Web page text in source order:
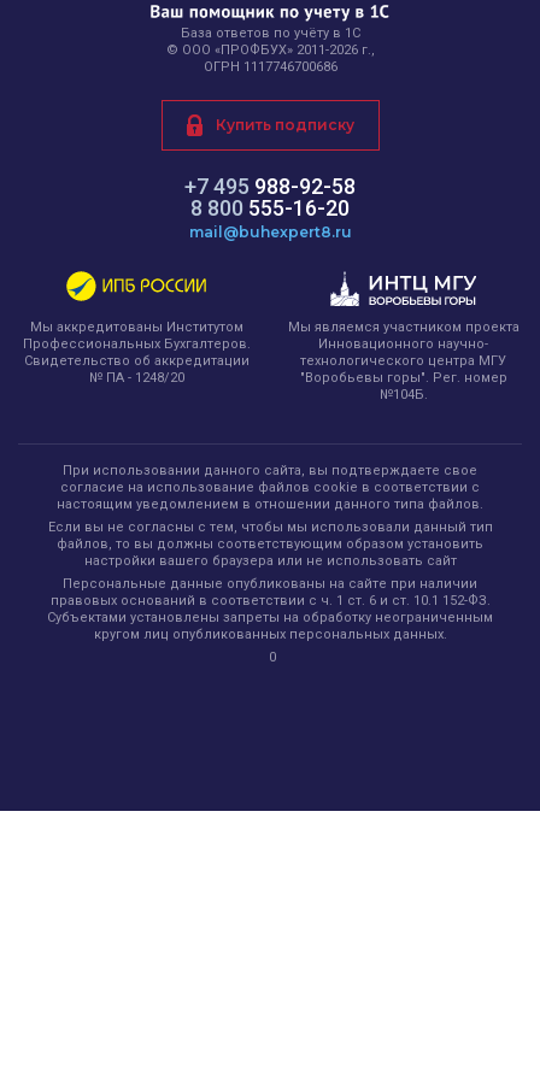
База ответов по учёту в 1С
© ООО «ПРОФБУХ» 2011-2026 г.,
ОГРН 1117746700686
+7 495 988-92-58
8 800 555-16-20
mail@buhexpert8.ru
Купить подписку
Мы аккредитованы Институтом
Профессиональных Бухгалтеров.
Свидетельство об аккредитации
№ ПА - 1248/20
Мы являемся участником проекта
Инновационного научно-
технологического центра МГУ
"Воробьевы горы". Рег. номер
№104Б.
При использовании данного сайта, вы подтверждаете свое
согласие на использование файлов cookie в соответствии с
настоящим уведомлением в отношении данного типа файлов.
Если вы не согласны с тем, чтобы мы использовали данный тип
файлов, то вы должны соответствующим образом установить
настройки вашего браузера или не использовать сайт
Персональные данные опубликованы на сайте при наличии
правовых оснований в соответствии с ч. 1 ст. 6 и ст. 10.1 152-ФЗ.
Субъектами установлены запреты на обработку неограниченным
кругом лиц опубликованных персональных данных.
0